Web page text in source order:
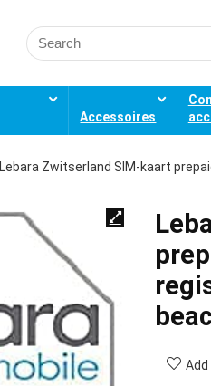
Search
for:
Accessoires
Lebara Zwitserland SIM-kaart